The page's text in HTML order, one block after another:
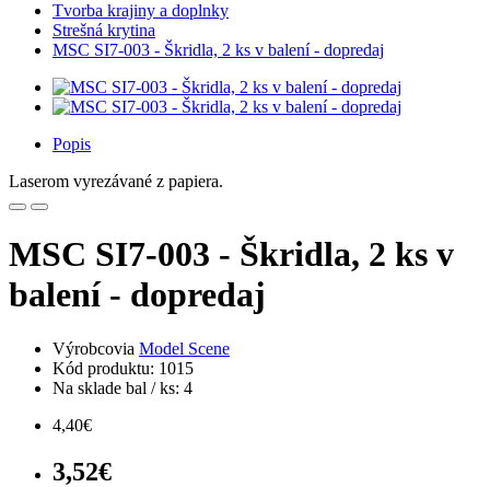
Tvorba krajiny a doplnky
Strešná krytina
MSC SI7-003 - Škridla, 2 ks v balení - dopredaj
Popis
Laserom vyrezávané z papiera.
MSC SI7-003 - Škridla, 2 ks v
balení - dopredaj
Výrobcovia Model Scene
Kód produktu: 1015
Na sklade bal / ks: 4
4,40€
3,52€